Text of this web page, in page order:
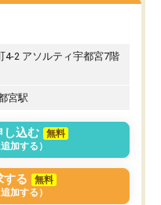
4-2 アソルティ宇都宮7階
宮駅
し込む
無料
加する）
する
無料
加する）